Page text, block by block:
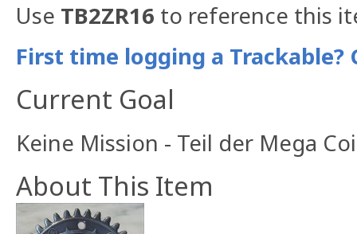
Use TB2ZR16 to reference this
First time logging a Trackable?
Current Goal
Keine Mission - Teil der Mega
About This Item